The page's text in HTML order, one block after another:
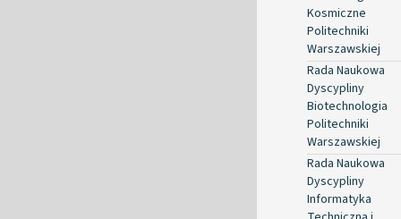
Kosmiczne
Politechniki
Warszawskiej
Rada Naukowa
Dyscypliny
Biotechnologia
Politechniki
Warszawskiej
Rada Naukowa
Dyscypliny
Informatyka